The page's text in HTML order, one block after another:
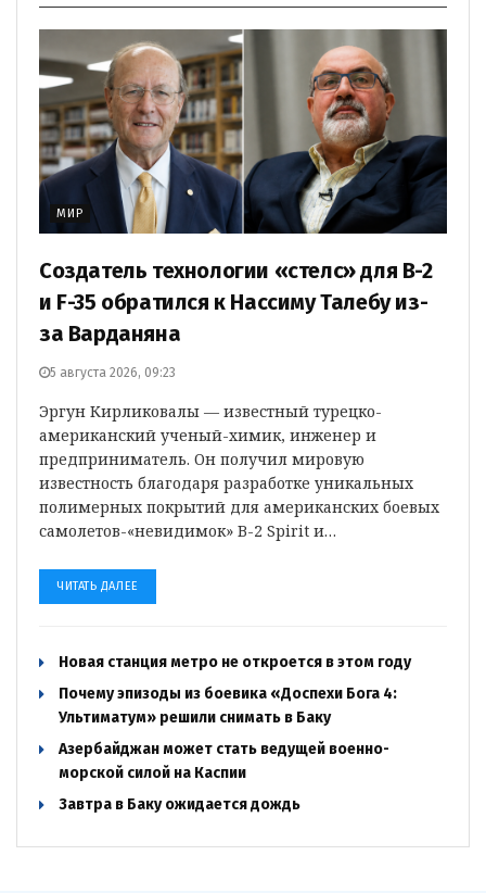
МИР
Создатель технологии «стелс» для B-2
и F-35 обратился к Нассиму Талебу из-
за Варданяна
5 августа 2026, 09:23
Эргун Кирликовалы — известный турецко-
американский ученый-химик, инженер и
предприниматель. Он получил мировую
известность благодаря разработке уникальных
полимерных покрытий для американских боевых
самолетов-«невидимок» B-2 Spirit и…
ЧИТАТЬ ДАЛЕЕ
Новая станция метро не откроется в этом году
Почему эпизоды из боевика «Доспехи Бога 4:
Ультиматум» решили снимать в Баку
Азербайджан может стать ведущей военно-
морской силой на Каспии
Завтра в Баку ожидается дождь